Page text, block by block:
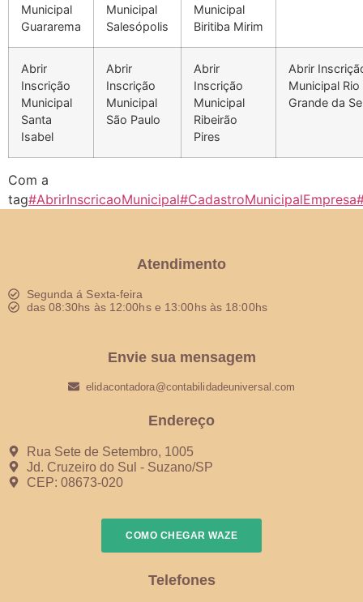
Municipal
Guararema
Municipal
Salesópolis
Municipal
Biritiba Mirim
Abrir
Inscrição
Municipal
Santa
Isabel
Abrir
Inscrição
Municipal
São Paulo
Abrir
Inscrição
Municipal
Ribeirão
Pires
Abrir
Municipal Rio
Grande da
Com a
tag#AbrirInscricaoMunicipal#CadastroMunicipalEmpresa
Atendimento
Segunda á Sexta-feira
das 08:30hs às 12:00hs e 13:00hs às 18:00hs
Envie sua mensagem
elidacontadora@contabilidadeuniversal.com
Endereço
Rua Sete de Setembro, 1005
Jd. Cruzeiro do Sul - Suzano/SP
CEP: 08673-020
COMO CHEGAR WAZE
Telefones